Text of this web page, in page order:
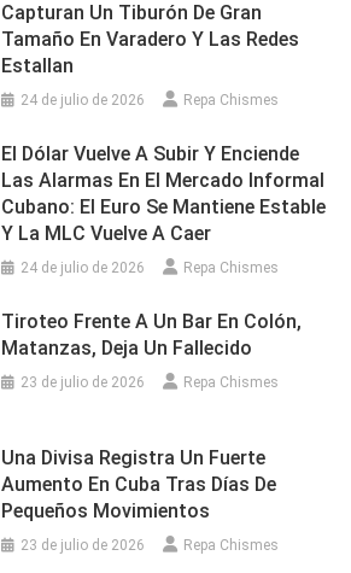
Capturan Un Tiburón De Gran
Tamaño En Varadero Y Las Redes
Estallan
24 de julio de 2026 Repa Chismes
El Dólar Vuelve A Subir Y Enciende
Las Alarmas En El Mercado Informal
Cubano: El Euro Se Mantiene Estable
Y La MLC Vuelve A Caer
24 de julio de 2026 Repa Chismes
Tiroteo Frente A Un Bar En Colón,
Matanzas, Deja Un Fallecido
23 de julio de 2026 Repa Chismes
Una Divisa Registra Un Fuerte
Aumento En Cuba Tras Días De
Pequeños Movimientos
23 de julio de 2026 Repa Chismes